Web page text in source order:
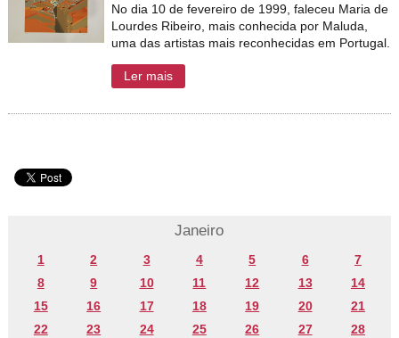
No dia 10 de fevereiro de 1999, faleceu Maria de
Lourdes Ribeiro, mais conhecida por Maluda,
uma das artistas mais reconhecidas em Portugal.
Ler mais
Janeiro
1 2 3 4 5 6
7
8
9 10 11 12 13
14
15
16 17 18 19 20
21
22
23 24 25 26 27
28